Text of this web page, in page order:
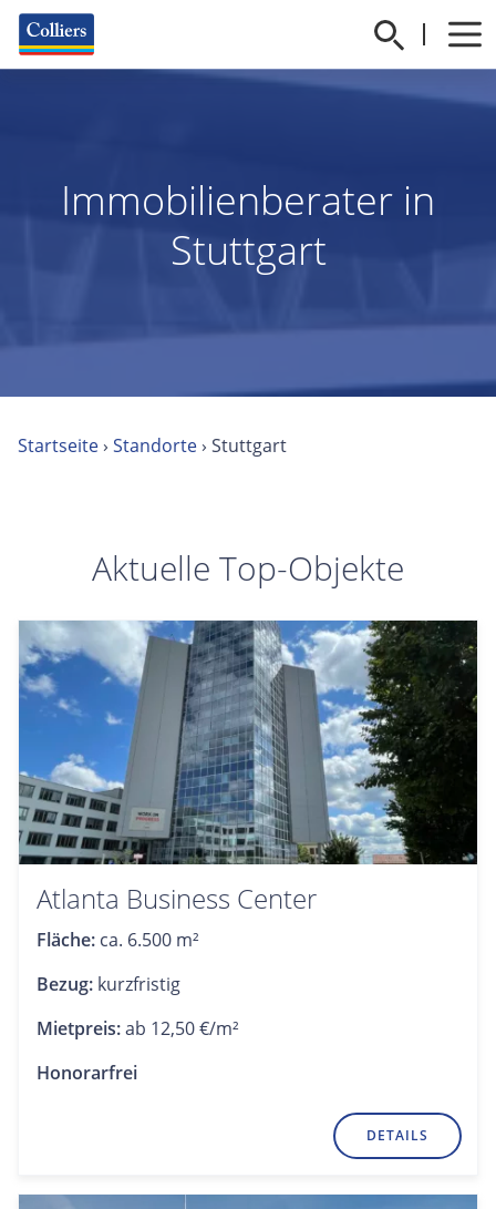
Immobilienberater in
Stuttgart
Startseite› Standorte› Stuttgart
Aktuelle Top-Objekte
Atlanta Business Center
Fläche: ca. 6.500 m²
Bezug: kurzfristig
Mietpreis:ab 12,50 €/m²
Honorarfrei
DETAILS